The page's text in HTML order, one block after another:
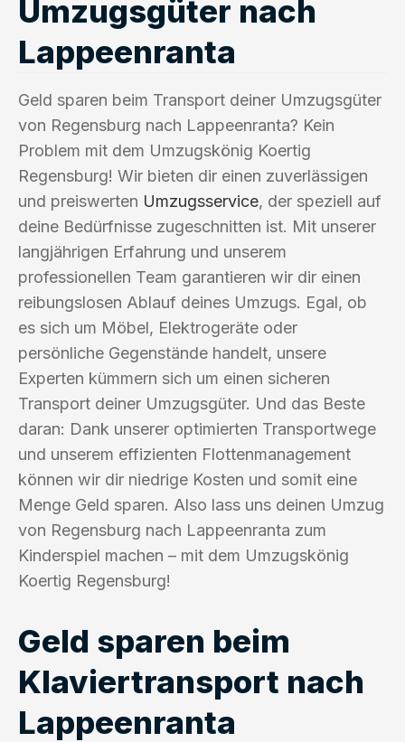
Umzugsgüter nach
Lappeenranta
Geld sparen beim Transport deiner Umzugsgüter
von Regensburg nach Lappeenranta? Kein
Problem mit dem Umzugskönig Koertig
Regensburg! Wir bieten dir einen zuverlässigen
und preiswerten Umzugsservice, der speziell auf
deine Bedürfnisse zugeschnitten ist. Mit unserer
langjährigen Erfahrung und unserem
professionellen Team garantieren wir dir einen
reibungslosen Ablauf deines Umzugs. Egal, ob
es sich um Möbel, Elektrogeräte oder
persönliche Gegenstände handelt, unsere
Experten kümmern sich um einen sicheren
Transport deiner Umzugsgüter. Und das Beste
daran: Dank unserer optimierten Transportwege
und unserem effizienten Flottenmanagement
können wir dir niedrige Kosten und somit eine
Menge Geld sparen. Also lass uns deinen Umzug
von Regensburg nach Lappeenranta zum
Kinderspiel machen – mit dem Umzugskönig
Koertig Regensburg!
Geld sparen beim
Klaviertransport nach
Lappeenranta